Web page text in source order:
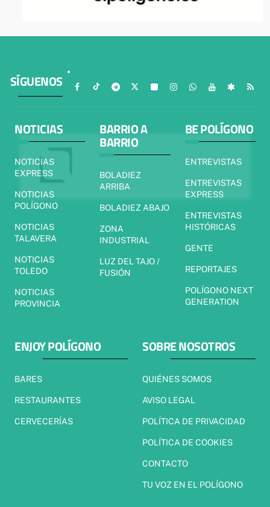
SÍGUENOS
NOTICIAS
NOTICIAS
EXPRESS
NOTICIAS
POLÍGONO
NOTICIAS
TALAVERA
NOTICIAS
TOLEDO
NOTICIAS
PROVINCIA
BARRIO A
BARRIO
BOLADIEZ
ARRIBA
BOLADIEZ ABAJO
ZONA
INDUSTRIAL
LUZ DEL TAJO /
FUSIÓN
BE POLÍGONO
ENTREVISTAS
ENTREVISTAS
EXPRESS
ENTREVISTAS
HISTÓRICAS
GENTE
REPORTAJES
POLÍGONO NEXT
GENERATION
ENJOY POLÍGONO
BARES
RESTAURANTES
CERVECERÍAS
SOBRE NOSOTROS
QUIÉNES SOMOS
AVISO LEGAL
POLÍTICA DE PRIVACIDAD
POLÍTICA DE COOKIES
CONTACTO
TU VOZ EN EL POLÍGONO